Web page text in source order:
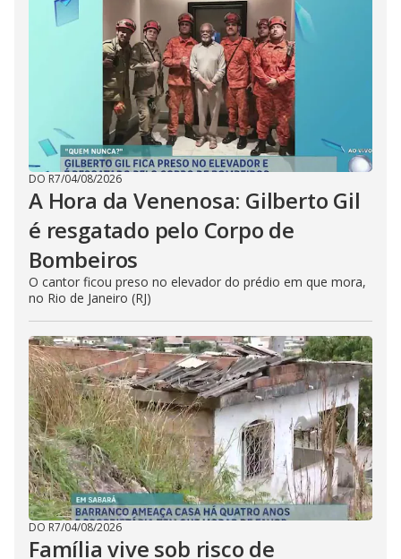
DO R7/04/08/2026
A Hora da Venenosa: Gilberto Gil
é resgatado pelo Corpo de
Bombeiros
O cantor ficou preso no elevador do prédio em que mora,
no Rio de Janeiro (RJ)
DO R7/04/08/2026
Família vive sob risco de